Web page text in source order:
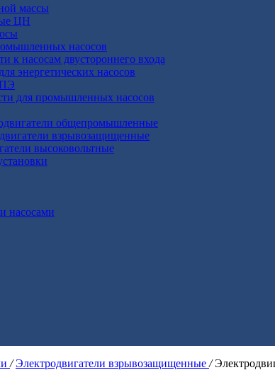
массы
ЦН
насосов
к насосам двустороннего входа
энергетических насосов
ПЭ
для промышленных насосов
общепромышленные
взрывозащищенные
высоковольтные
насосами
/ Электродвигатели взрывозащищенные /